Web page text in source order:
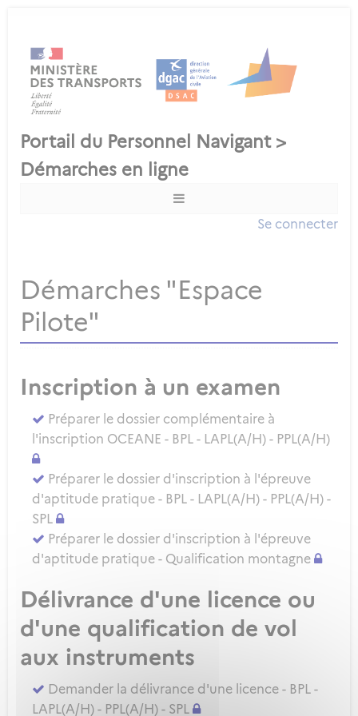
Se connecter
Démarches "Espace
Pilote"
Inscription à un examen
Préparer le dossier complémentaire à
l'inscription OCEANE - BPL - LAPL(A/H) - PPL(A/H)
Préparer le dossier d'inscription à l'épreuve
d'aptitude pratique - BPL - LAPL(A/H) - PPL(A/H) -
SPL
Préparer le dossier d'inscription à l'épreuve
d'aptitude pratique - Qualification montagne
Délivrance d'une licence ou
d'une qualification de vol
aux instruments
Demander la délivrance d'une licence - BPL -
LAPL(A/H) - PPL(A/H) - SPL